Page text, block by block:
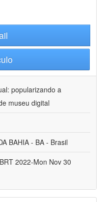
popularizando a
museu digital
BAHIA - BA - Brasil
2022-Mon Nov 30